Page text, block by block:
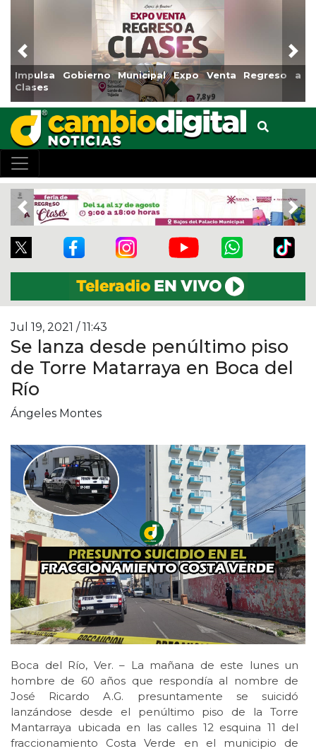
Impulsa Gobierno Municipal Expo Venta Regreso a
Clases
Previous
Previous
Jul 19, 2021 / 11:43
Se lanza desde penúltimo piso
de Torre Matarraya en Boca del
Río
Ángeles Montes
Boca del Río, Ver. – La mañana de este lunes un
hombre de 60 años que respondía al nombre de
José Ricardo A.G. presuntamente se suicidó
lanzándose desde el penúltimo piso de la Torre
Mantarraya ubicada en las calles 12 esquina 11 del
fraccionamiento Costa Verde en el municipio de